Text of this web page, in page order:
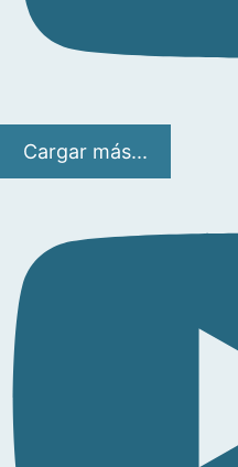
Cargar más...